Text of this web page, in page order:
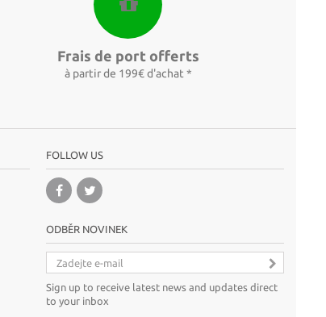
Frais de port offerts
à partir de 199€ d'achat *
FOLLOW US
ODBĚR NOVINEK
Sign up to receive latest news and updates direct
to your inbox